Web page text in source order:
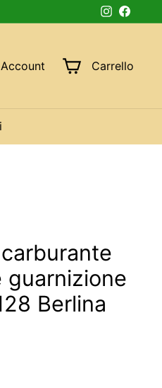
Instagram
Account Carrello
guarnizione
Berlina